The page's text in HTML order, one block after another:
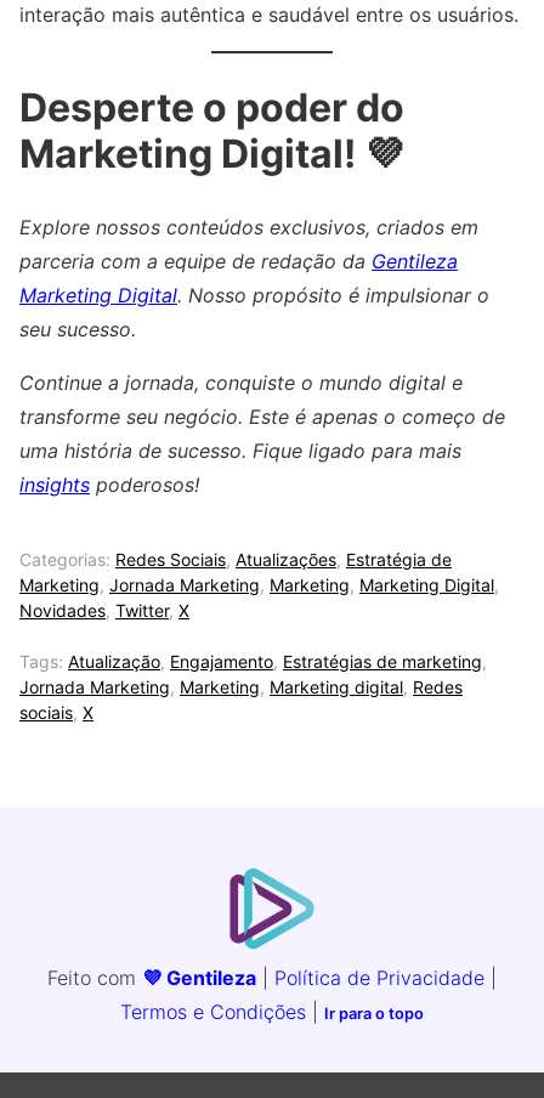
interação mais autêntica e saudável entre os usuários.
Desperte o poder do
Marketing Digital! 💜
Explore nossos conteúdos exclusivos, criados em
parceria com a equipe de redação da Gentileza
Marketing Digital. Nosso propósito é impulsionar o
seu sucesso.
Continue a jornada, conquiste o mundo digital e
transforme seu negócio. Este é apenas o começo de
uma história de sucesso. Fique ligado para mais
insights poderosos!
Categorias: Redes Sociais, Atualizações, Estratégia de
Marketing, Jornada Marketing, Marketing, Marketing Digital,
Novidades, Twitter, X
Tags: Atualização, Engajamento, Estratégias de marketing,
Jornada Marketing, Marketing, Marketing digital, Redes
sociais, X
Feito com 💜 Gentileza Política de Privacidade
Termos e Condições
Ir para o topo